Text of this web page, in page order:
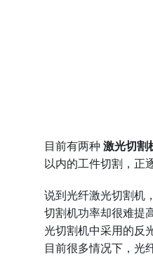
目前有两种 激光切割
以内的工件切割，正
说到光纤激光切割机
切割机功率却很难提
光切割机中采用的反
目前很多情况下，光